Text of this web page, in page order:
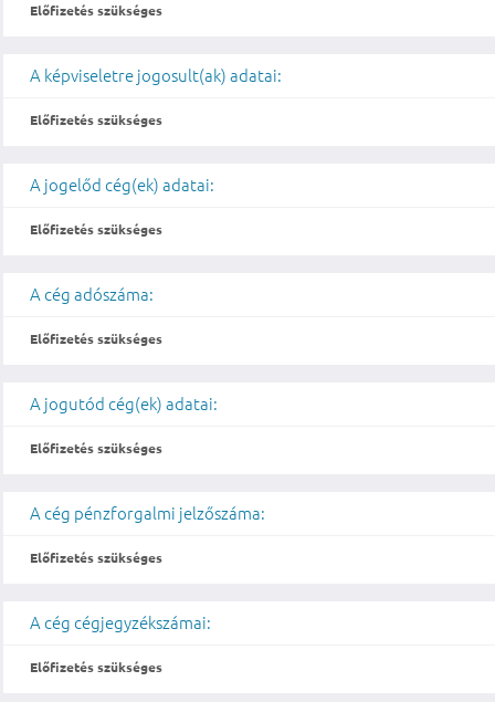
Előfizetés szükséges
A képviseletre jogosult(ak) adatai:
Előfizetés szükséges
A jogelőd cég(ek) adatai:
Előfizetés szükséges
A cég adószáma:
Előfizetés szükséges
A jogutód cég(ek) adatai:
Előfizetés szükséges
A cég pénzforgalmi jelzőszáma:
Előfizetés szükséges
A cég cégjegyzékszámai:
Előfizetés szükséges